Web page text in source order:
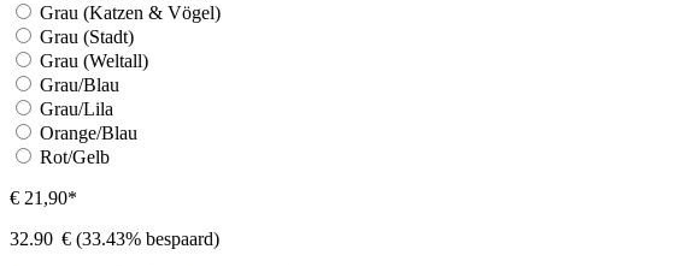
Grau (Katzen & Vögel)
Grau (Stadt)
Grau (Weltall)
Grau/Blau
Grau/Lila
Orange/Blau
Rot/Gelb
€ 21,90*
32.90 € (33.43% bespaard)